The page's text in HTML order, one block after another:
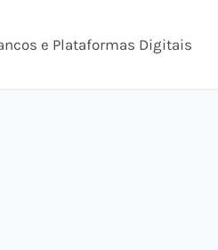
e Plataformas Digitais